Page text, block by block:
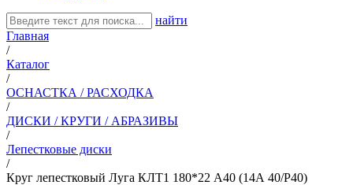
найти
Главная
/
Каталог
/
ОСНАСТКА / РАСХОДКА
/
ДИСКИ / КРУГИ / АБРАЗИВЫ
/
Лепестковые диски
/
Круг лепестковый Луга КЛТ1 180*22 А40 (14А 40/Р40)